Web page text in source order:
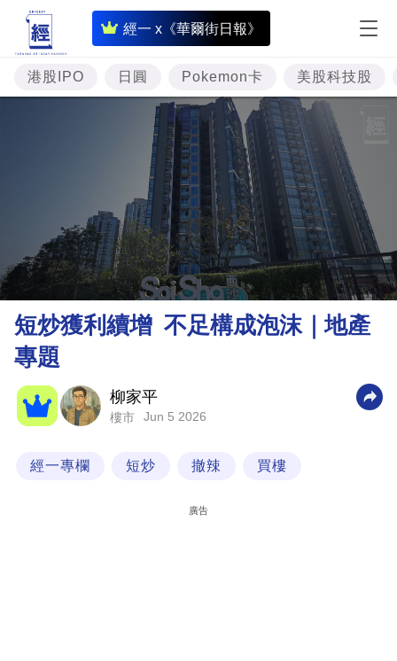
經一 x《華爾街日報》
即
時
財
經
資
樓
市
理
財
業
科
港股IPO 日圓 Pokemon卡 美股科技股
短炒獲利續增 不足構成泡沫｜地產
專題
柳家平
樓市 Jun 5 2026
經一專欄 短炒 撤辣 買樓
廣告